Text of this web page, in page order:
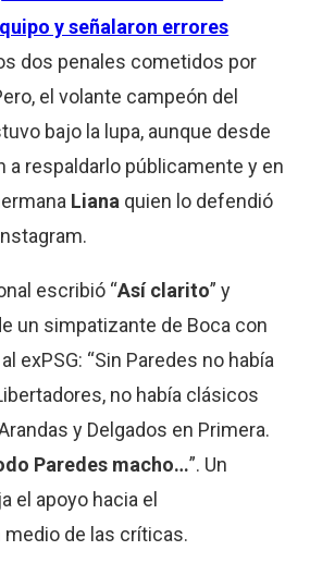
y señalaron errores
dos penales cometidos por
el volante campeón del
bajo la lupa, aunque desde
a respaldarlo públicamente y en
Liana quien lo defendió
escribió “Así clarito” y
un simpatizante de Boca con
exPSG: “Sin Paredes no había
no había clásicos
y Delgados en Primera.
Paredes macho…”. Un
el apoyo hacia el
de las críticas.